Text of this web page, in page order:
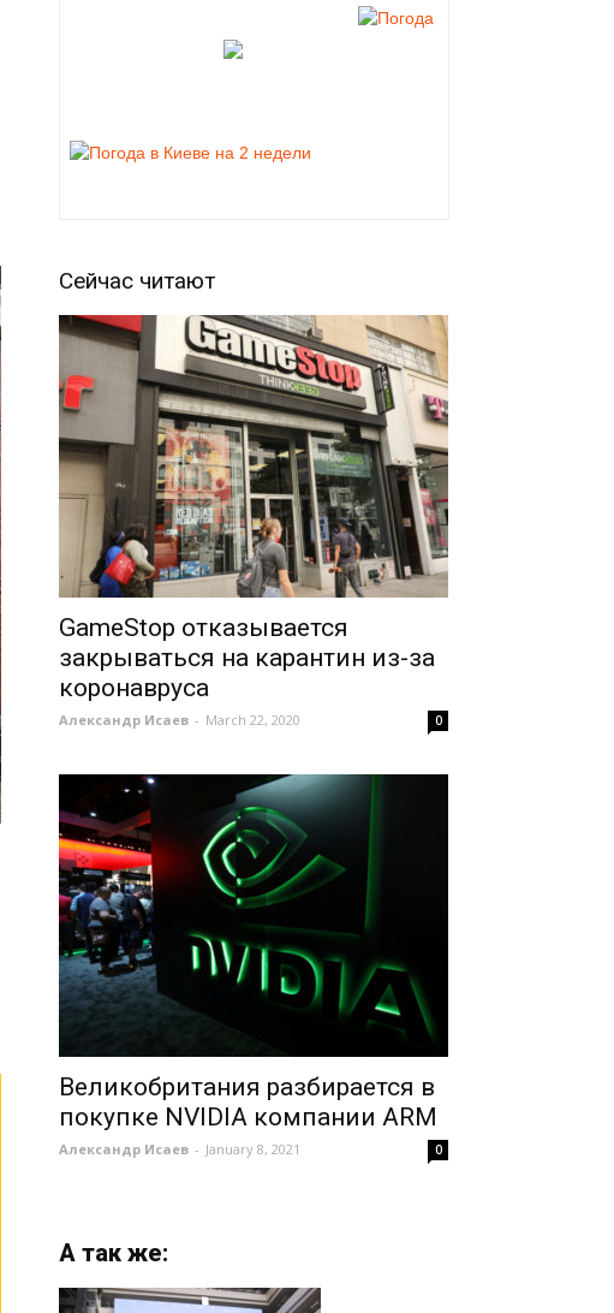
Сейчас читают
GameStop отказывается
закрываться на карантин из-за
коронавруса
Александр Исаев - March 22, 2020 0
Великобритания разбирается в
покупке NVIDIA компании ARM
Александр Исаев - January 8, 2021 0
А так же: